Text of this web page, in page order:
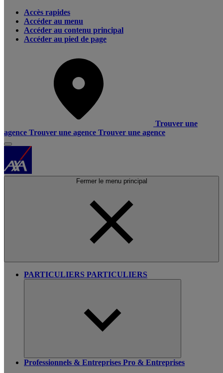
Accès rapides
Accéder au menu
Accéder au contenu principal
Accéder au pied de page
Trouver une
agence Trouver une agence Trouver une agence
Fermer le menu principal
PARTICULIERS PARTICULIERS
Professionnels & Entreprises Pro & Entreprises